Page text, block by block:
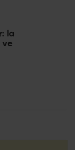
la
ve